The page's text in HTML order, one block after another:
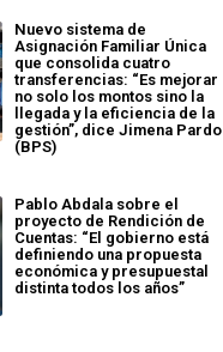
Nuevo sistema de
Asignación Familiar Única
que consolida cuatro
transferencias: “Es mejorar
no solo los montos sino la
llegada y la eficiencia de la
gestión”, dice Jimena Pardo
(BPS)
Pablo Abdala sobre el
proyecto de Rendición de
Cuentas: “El gobierno está
definiendo una propuesta
económica y presupuestal
distinta todos los años”